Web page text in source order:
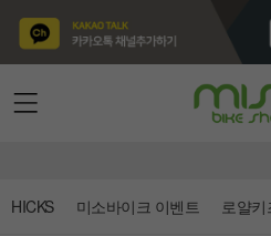
HICKS 미소바이크 이벤트 로얄키